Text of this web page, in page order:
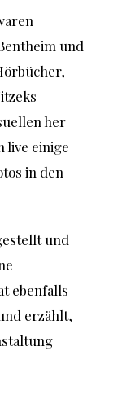
und
her
live einige
in den
und
ebenfalls
erzählt,